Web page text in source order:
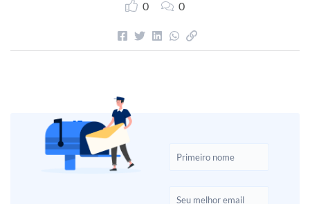
0 0